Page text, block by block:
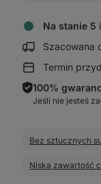
Na stanie 5
Szacowana
Termin
100%
Jeśli nie jesteś
Bez sztucznych
Niska zawartość